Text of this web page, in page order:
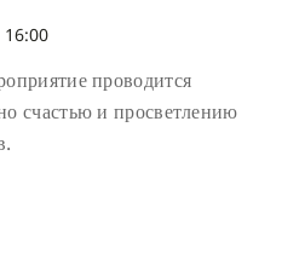
16:00
проводится
счастью и просветлению